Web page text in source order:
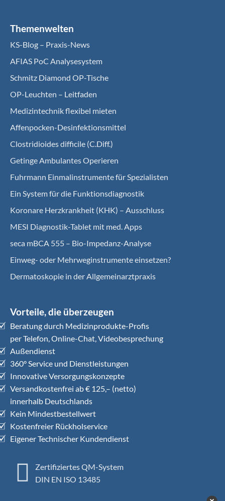
Themenwelten
KS-Blog – Praxis-News
AFIAS PoC Analysesystem
Schmitz Diamond OP-Tische
OP-Leuchten – Leitfaden
Medizintechnik flexibel mieten
Affenpocken-Desinfektionsmittel
Clostridioides difficile (C.Diff.)
Getinge Ambulantes Operieren
Fuhrmann Einmalinstrumente für Spezialisten
Ein System für die Funktionsdiagnostik
Koro­nare Herz­krank­heit (KHK) – Ausschluss
MESI Diagnostik-Tablet mit med. Apps
seca mBCA 555 – Bio-Impedanz-Analyse
Einweg- oder Mehrweginstrumente einsetzen?
Dermatoskopie in der Allgemeinarztpraxis
Vorteile, die überzeugen
Beratung durch Medizinprodukte-Profis
per Telefon, Online-Chat, Videobesprechung
Außendienst
360° Service und Dienstleistungen
Innovative Versorgungskonzepte
Versandkostenfrei ab € 125,– (netto)
innerhalb Deutschlands
Kein Mindestbestellwert
Kostenfreier Rückholservice
Eigener Technischer Kundendienst
Zertifiziertes QM-System
DIN EN ISO 13485